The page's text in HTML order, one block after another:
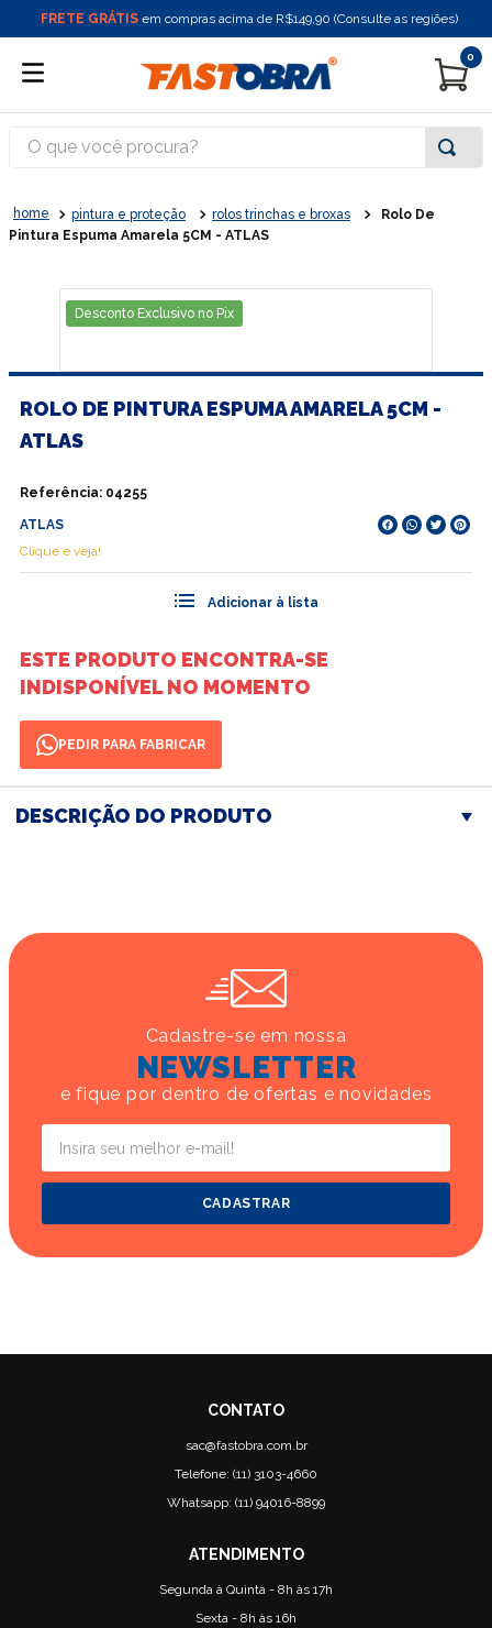
FRETE GRÁTIS em compras acima de R$149,90 (Consulte as regiões)
0
O que você procura?
pintura e proteção rolos trinchas e broxas
Rolo De
Pintura Espuma Amarela 5CM - ATLAS
Desconto Exclusivo no Pix
ROLO DE PINTURA ESPUMA AMARELA 5CM -
ATLAS
Referência: 04255
ATLAS
Clique e veja!
ESTE PRODUTO ENCONTRA-SE
INDISPONÍVEL NO MOMENTO
PEDIR PARA FABRICAR
DESCRIÇÃO DO PRODUTO
Cadastre-se em nossa
NEWSLETTER
e fique por dentro de ofertas e novidades
CADASTRAR
sac@fastobra.com.br
Telefone: (11) 3103-4660
Whatsapp: (11) 94016-8899
Segunda à Quinta - 8h às 17h
Sexta - 8h às 16h